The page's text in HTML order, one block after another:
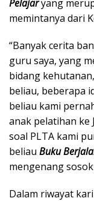
Pelajaryang
memintanya dari
“Banyak cerita
guru saya, yang
bidang
beliau, beberapa
beliau kami
anak pelatihan ke
soal PLTA kami
beliau Buku
mengenang
Dalam riwayat